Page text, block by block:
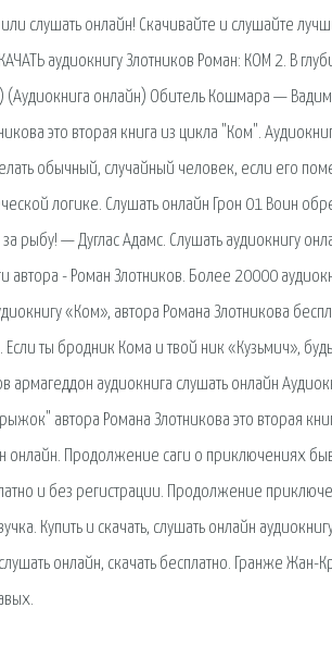
слушать онлайн! Скачивайте и слушайте
аудиокнигу Злотников Роман: КОМ 2. В
онлайн) Обитель Кошмара —
это вторая книга из цикла "Ком".
обычный, случайный человек, если его
логике. Слушать онлайн Грон 01 Воин
рыбу! — Дуглас Адамс. Слушать аудиокнигу
автора - Роман Злотников. Более 20000
«Ком», автора Романа Злотникова
ты бродник Кома и твой ник «Кузьмич»,
аудиокнига слушать онлайн
автора Романа Злотникова это вторая
онлайн. Продолжение саги о приключениях
и без регистрации. Продолжение
Купить и скачать, слушать онлайн
онлайн, скачать бесплатно. Гранже Жан-